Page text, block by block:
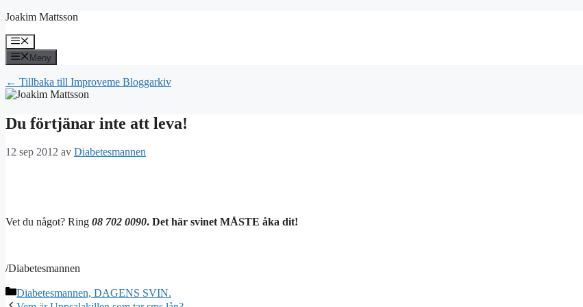
Hoppa
innehåll
Joakim Mattsson
Meny
Meny
← Tillbaka till Improveme Bloggarkiv
Du förtjänar inte att leva!
12 sep 2012 av Diabetesmannen
Vet du något? Ring 08 702 0090. Det här svinet MÅSTE åka dit!
/Diabetesmannen
Kategorier
Diabetesmannen, DAGENS SVIN.